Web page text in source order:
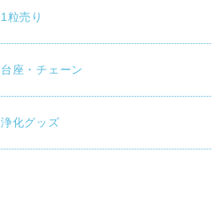
1粒売り
台座・チェーン
浄化グッズ